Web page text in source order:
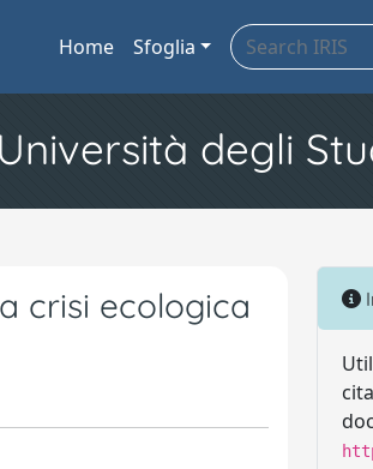
Home Sfoglia
degli
crisi ecologica